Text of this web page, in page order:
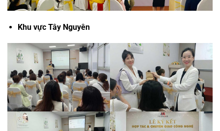
Khu vực Tây Nguyên